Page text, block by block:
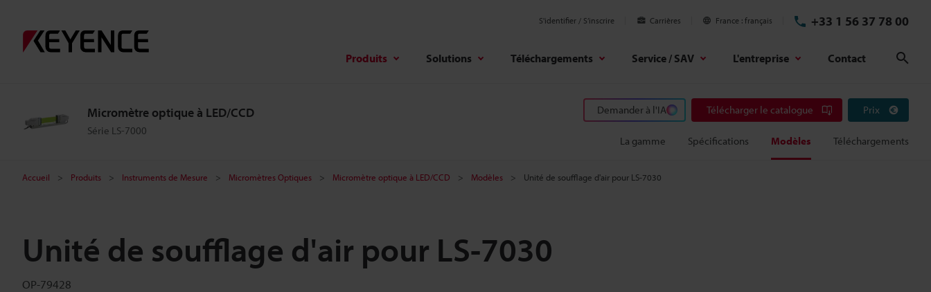
S'identifier / S’inscrire Carrières France français +33 1 56 37 78 00
Produits Solutions Téléchargements Service / SAV L'entreprise Contact
Micromètre optique à LED/CCD
Série LS-7000
Demander à l'IA Télécharger le catalogue Prix
La gamme Spécifications Modèles Téléchargements
Accueil Produits Instruments de Mesure Micromètres Optiques Micromètre optique à LED/CCD Modèles Unité de soufflage d'air pour LS-7030
Unité de soufflage d'air pour LS-7030
OP-79428